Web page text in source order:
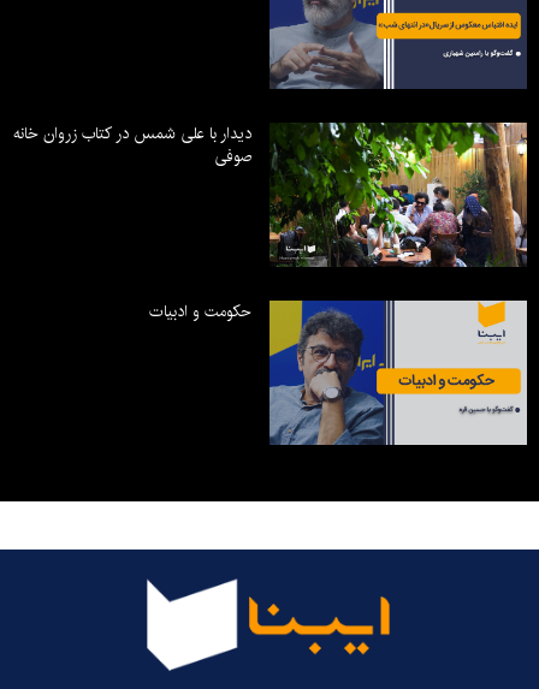
دیدار با علی شمس در کتاب زروان خانه
صوفی
حکومت و ادبیات